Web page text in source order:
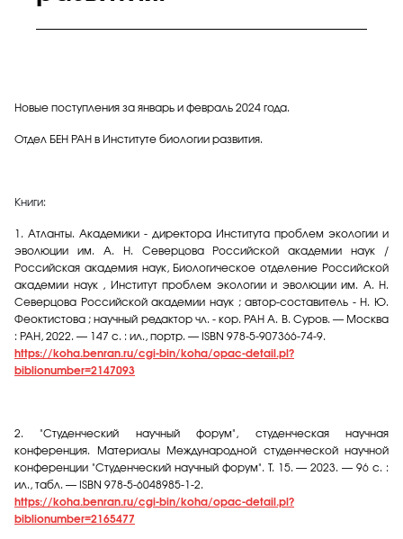
Новые поступления за январь и февраль 2024 года.
Отдел БЕН РАН в Институте биологии развития.
Книги:
1. Атланты. Академики - директора Института проблем экологии и
эволюции им. А. Н. Северцова Российской академии наук /
Российская академия наук, Биологическое отделение Российской
академии наук , Институт проблем экологии и эволюции им. А. Н.
Северцова Российской академии наук ; автор-составитель - Н. Ю.
Феоктистова ; научный редактор чл. - кор. РАН А. В. Суров. — Москва
: РАН, 2022. — 147 с. : ил., портр. — ISBN 978-5-907366-74-9.
https://koha.benran.ru/cgi-bin/koha/opac-detail.pl?
biblionumber=2147093
2."Студенческий научный форум", студенческая научная
конференция. Материалы Международной студенческой научной
конференции "Студенческий научный форум". Т. 15. — 2023. — 96 с. :
ил., табл. — ISBN 978-5-6048985-1-2.
https://koha.benran.ru/cgi-bin/koha/opac-detail.pl?
biblionumber=2165477